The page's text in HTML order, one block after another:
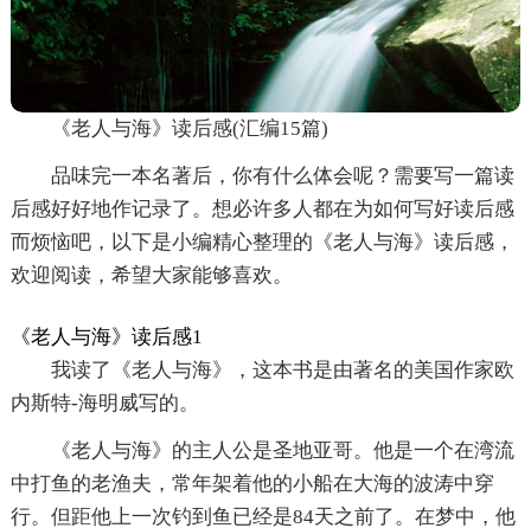
《老人与海》读后感(汇编15篇)
品味完一本名著后，你有什么体会呢？需要写一篇读
后感好好地作记录了。想必许多人都在为如何写好读后感
而烦恼吧，以下是小编精心整理的《老人与海》读后感，
欢迎阅读，希望大家能够喜欢。
《老人与海》读后感1
我读了《老人与海》，这本书是由著名的美国作家欧
内斯特-海明威写的。
《老人与海》的主人公是圣地亚哥。他是一个在湾流
中打鱼的老渔夫，常年架着他的小船在大海的波涛中穿
行。但距他上一次钓到鱼已经是84天之前了。在梦中，他